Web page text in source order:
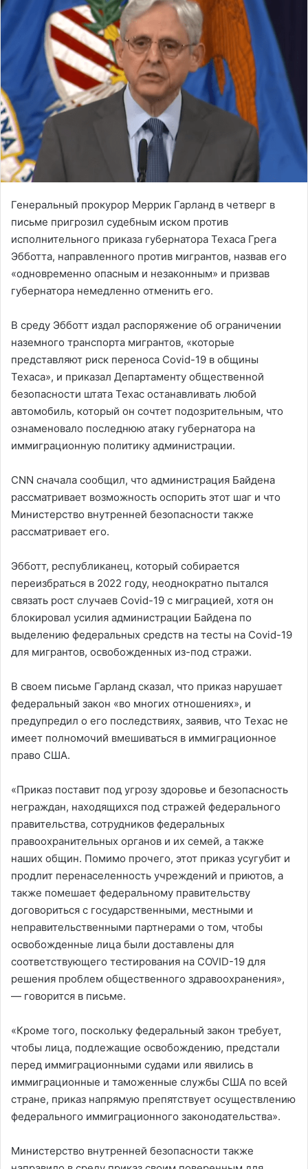
Генеральный прокурор Меррик Гарланд в четверг в
письме пригрозил судебным иском против
исполнительного приказа губернатора Техаса Грега
Эбботта, направленного против мигрантов, назвав его
«одновременно опасным и незаконным» и призвав
губернатора немедленно отменить его.
В среду Эбботт издал распоряжение об ограничении
наземного транспорта мигрантов, «которые
представляют риск переноса Covid-19 в общины
Техаса», и приказал Департаменту общественной
безопасности штата Техас останавливать любой
автомобиль, который он сочтет подозрительным, что
ознаменовало последнюю атаку губернатора на
иммиграционную политику администрации.
CNN сначала сообщил, что администрация Байдена
рассматривает возможность оспорить этот шаг и что
Министерство внутренней безопасности также
рассматривает его.
Эбботт, республиканец, который собирается
переизбраться в 2022 году, неоднократно пытался
связать рост случаев Covid-19 с миграцией, хотя он
блокировал усилия администрации Байдена по
выделению федеральных средств на тесты на Covid-19
для мигрантов, освобожденных из-под стражи.
В своем письме Гарланд сказал, что приказ нарушает
федеральный закон «во многих отношениях», и
предупредил о его последствиях, заявив, что Техас не
имеет полномочий вмешиваться в иммиграционное
право США.
«Приказ поставит под угрозу здоровье и безопасность
неграждан, находящихся под стражей федерального
правительства, сотрудников федеральных
правоохранительных органов и их семей, а также
наших общин. Помимо прочего, этот приказ усугубит и
продлит перенаселенность учреждений и приютов, а
также помешает федеральному правительству
договориться с государственными, местными и
неправительственными партнерами о том, чтобы
освобожденные лица были доставлены для
соответствующего тестирования на COVID-19 для
решения проблем общественного здравоохранения»,
— говорится в письме.
«Кроме того, поскольку федеральный закон требует,
чтобы лица, подлежащие освобождению, предстали
перед иммиграционными судами или явились в
иммиграционные и таможенные службы США по всей
стране, приказ напрямую препятствует осуществлению
федерального иммиграционного законодательства».
Министерство внутренней безопасности также